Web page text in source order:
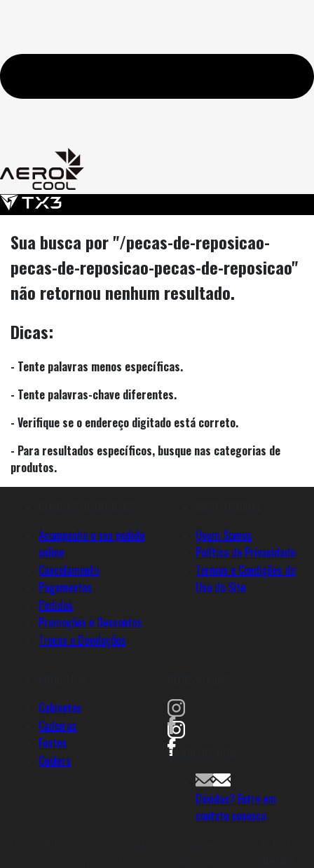
Sua busca por"/pecas-de-reposicao-
pecas-de-reposicao-pecas-de-reposicao"
não retornou nenhum resultado.
Dicas:
- Tente palavras menos específicas.
- Tente palavras-chave diferentes.
- Verifique se o endereço digitado está correto.
- Para resultados específicos, busque nas categorias de
produtos.
Acompanhe o seu pedido
online
Cancelamento
Pagamentos
Pedidos
Promoções e Descontos
Trocas e Devoluções
Quem Somos
Política de Privacidade
Termos e Condições de
Uso do Site
Gabinetes
Cadeiras
Fontes
Coolers
ENCONTRE-NOS
Dúvidas? Entre em
contato conosco